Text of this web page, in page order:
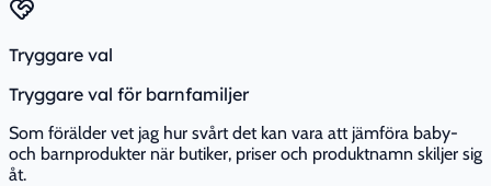
Tryggare val
Tryggare val för barnfamiljer
Som förälder vet jag hur svårt det kan vara att jämföra baby-
och barnprodukter när butiker, priser och produktnamn skiljer sig
åt.